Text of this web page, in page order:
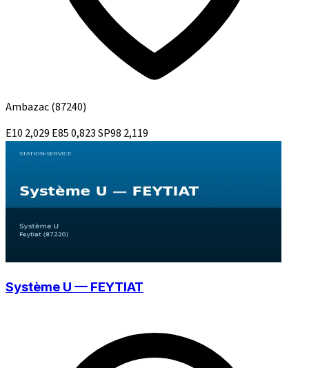
Ambazac(87240)
E10 2,029 E850,823SP98 2,119
Système U — FEYTIAT